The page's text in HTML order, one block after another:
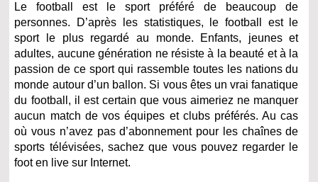
Le football est le sport préféré de beaucoup de
personnes. D’après les statistiques, le football est le
sport le plus regardé au monde. Enfants, jeunes et
adultes, aucune génération ne résiste à la beauté et à la
passion de ce sport qui rassemble toutes les nations du
monde autour d’un ballon. Si vous êtes un vrai fanatique
du football, il est certain que vous aimeriez ne manquer
aucun match de vos équipes et clubs préférés. Au cas
où vous n’avez pas d’abonnement pour les chaînes de
sports télévisées, sachez que vous pouvez regarder le
foot en live sur Internet.